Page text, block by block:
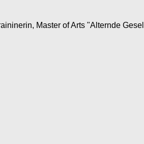
Master of Arts "Alternde